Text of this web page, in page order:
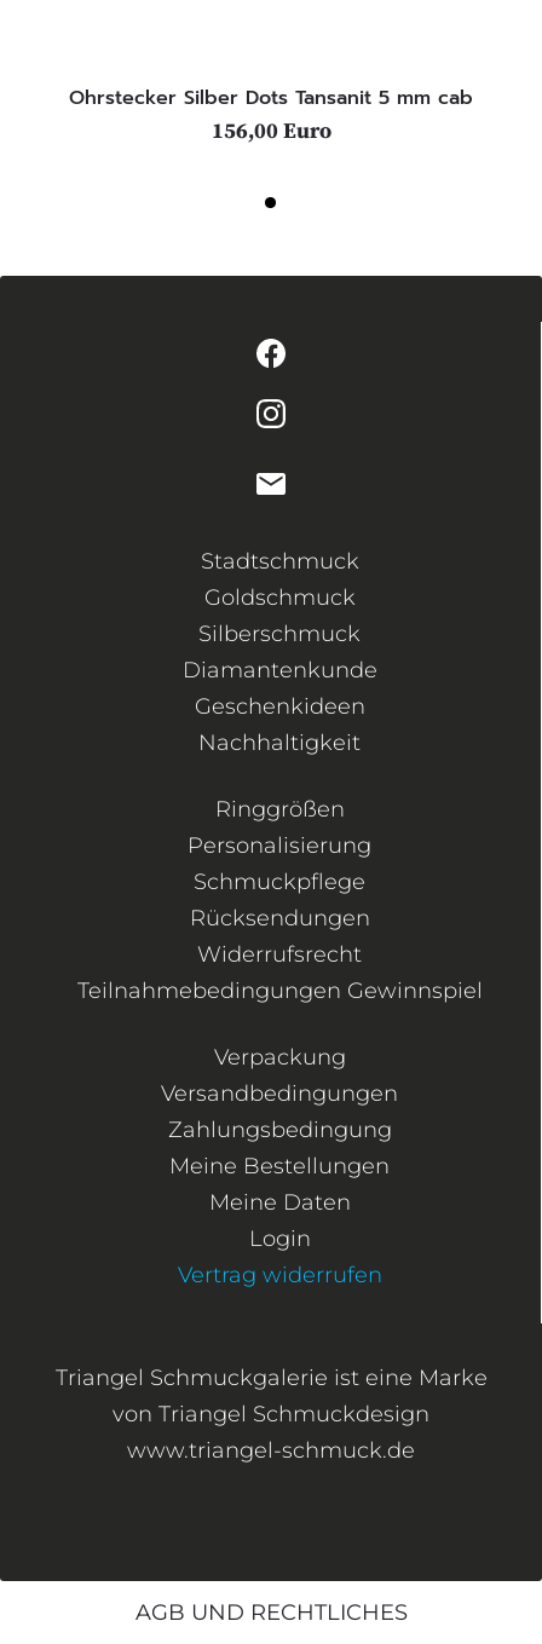
Ohrstecker Silber Dots Tansanit 5 mm cab
156,00 Euro
Stadtschmuck
Goldschmuck
Silberschmuck
Diamantenkunde
Geschenkideen
Nachhaltigkeit
Ringgrößen
Personalisierung
Schmuckpflege
Rücksendungen
Widerrufsrecht
Teilnahmebedingungen Gewinnspiel
Verpackung
Versandbedingungen
Zahlungsbedingung
Meine Bestellungen
Meine Daten
Login
Vertrag widerrufen
Triangel Schmuckgalerie ist eine Marke
von Triangel Schmuckdesign
www.triangel-schmuck.de
AGB UND RECHTLICHES